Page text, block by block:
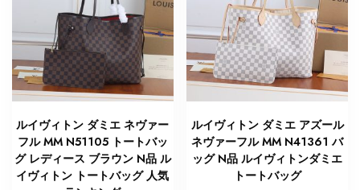
ルイヴィトン ダミエ ネヴァー
フル MM N51105 トートバッ
グ レディース ブラウン N品 ル
イヴィトン トートバッグ 人気
ルイヴィトン ダミエ アズール
ネヴァーフル MM N41361 バ
ッグ N品 ルイヴィトンダミエ
トートバッグ